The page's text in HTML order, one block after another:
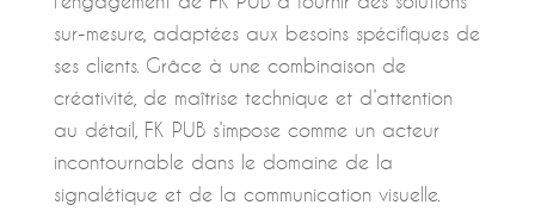
sur-mesure, adaptées aux besoins spécifiques de
ses clients. Grâce à une combinaison de
créativité, de maîtrise technique et d’attention
au détail, FK PUB s’impose comme un acteur
incontournable dans le domaine de la
signalétique et de la communication visuelle.